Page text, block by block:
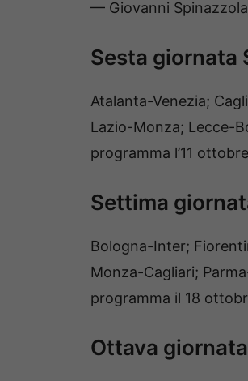
— Giovanni
Sesta giornata
Atalanta-Venezia;
Lazio-Monza; Lecce-
programma l’11
Settima
Bologna-Inter;
Monza-Cagliari;
programma il 18
Ottava